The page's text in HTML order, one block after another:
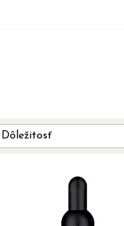
Dôležitosť